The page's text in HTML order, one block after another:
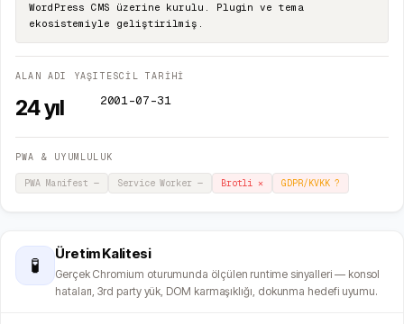
WordPress CMS üzerine kurulu. Plugin ve tema
ekosistemiyle geliştirilmiş.
ALAN ADI YAŞI
24yıl
TESCİL TARİHİ
2001-07-31
PWA & UYUMLULUK
PWA Manifest— Service Worker — Brotli ✕ GDPR/KVKK?
🧪
Üretim Kalitesi
Gerçek Chromium oturumunda ölçülen runtime sinyalleri — konsol
hataları, 3rd party yük, DOM karmaşıklığı, dokunma hedefi uyumu.